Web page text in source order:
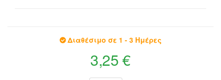
Διαθέσιμο σε 1 - 3 Ημέρες
3,25 €